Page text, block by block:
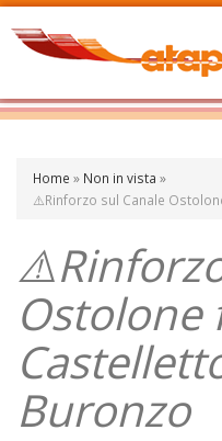
Home » Non in vista »
⚠️Rinforzo sul Canale
Ostolone
Buronzo